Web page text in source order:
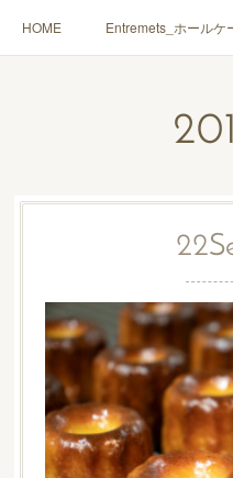
HOME Entremets_ホールケ
22